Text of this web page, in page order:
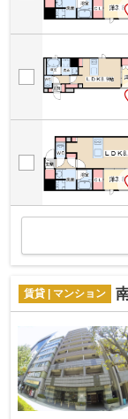
賃貸 | マンション